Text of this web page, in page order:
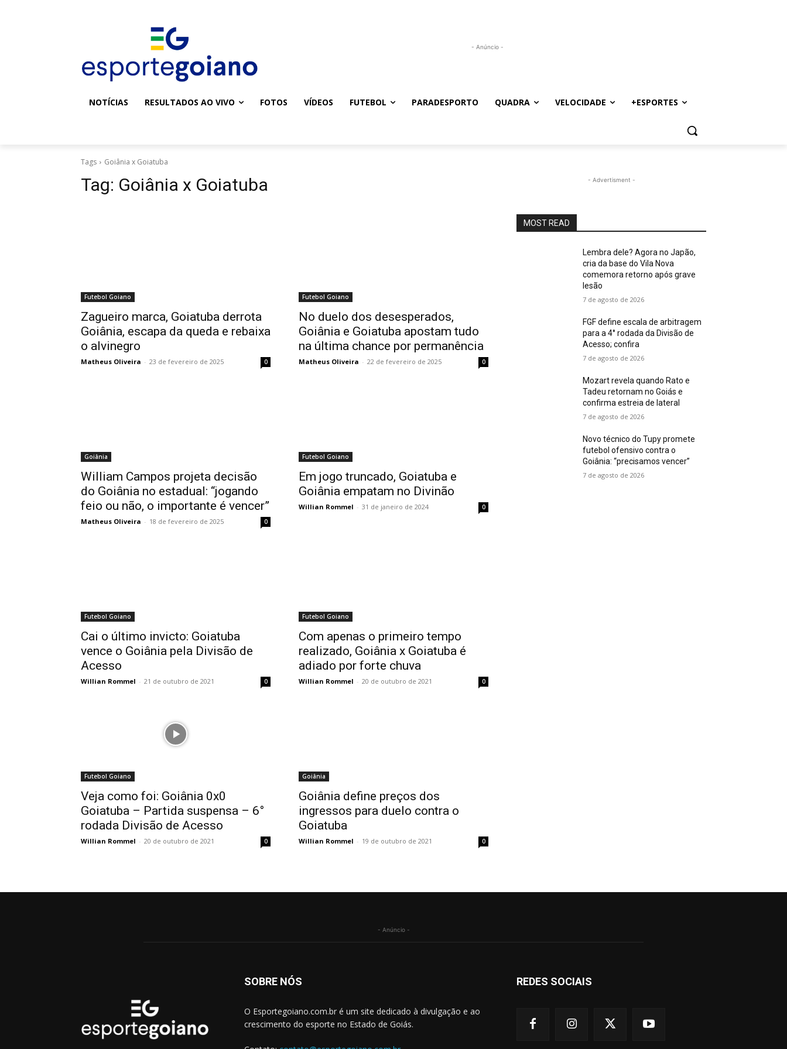
- Anúncio -
NOTÍCIAS RESULTADOS AO VIVO FOTOS VÍDEOS FUTEBOL PARADESPORTO QUADRA VELOCIDADE +ESPORTES
Tags Goiânia x Goiatuba
Tag: Goiânia x Goiatuba
Futebol Goiano
Zagueiro marca, Goiatuba derrota
Goiânia, escapa da queda e rebaixa
o alvinegro
Matheus Oliveira - 23 de fevereiro de 2025 0
Futebol Goiano
No duelo dos desesperados,
Goiânia e Goiatuba apostam tudo
na última chance por permanência
Matheus Oliveira - 22 de fevereiro de 2025 0
Goiânia
William Campos projeta decisão
do Goiânia no estadual: “jogando
feio ou não, o importante é vencer”
Matheus Oliveira - 18 de fevereiro de 2025 0
Futebol Goiano
Em jogo truncado, Goiatuba e
Goiânia empatam no Divinão
Willian Rommel - 31 de janeiro de 2024 0
Futebol Goiano
Cai o último invicto: Goiatuba
vence o Goiânia pela Divisão de
Acesso
Willian Rommel - 21 de outubro de 2021 0
Futebol Goiano
Com apenas o primeiro tempo
realizado, Goiânia x Goiatuba é
adiado por forte chuva
Willian Rommel - 20 de outubro de 2021 0
Futebol Goiano
Veja como foi: Goiânia 0x0
Goiatuba – Partida suspensa – 6°
rodada Divisão de Acesso
Willian Rommel - 20 de outubro de 2021 0
Goiânia
Goiânia define preços dos
ingressos para duelo contra o
Goiatuba
Willian Rommel - 19 de outubro de 2021 0
- Advertisment -
MOST READ
Lembra dele? Agora no Japão,
cria da base do Vila Nova
comemora retorno após grave
lesão
7 de agosto de 2026
FGF define escala de arbitragem
para a 4° rodada da Divisão de
Acesso; confira
7 de agosto de 2026
Mozart revela quando Rato e
Tadeu retornam no Goiás e
confirma estreia de lateral
7 de agosto de 2026
Novo técnico do Tupy promete
futebol ofensivo contra o
Goiânia: “precisamos vencer”
7 de agosto de 2026
- Anúncio -
SOBRE NÓS
O Esportegoiano.com.br é um site dedicado à divulgação e ao
crescimento do esporte no Estado de Goiás.
REDES SOCIAIS